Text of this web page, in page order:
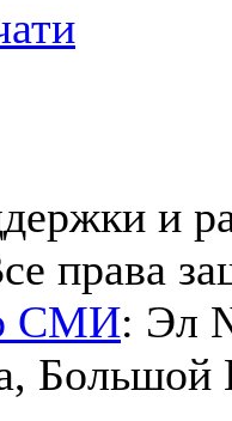
и
права
СМИ: Эл
Большой